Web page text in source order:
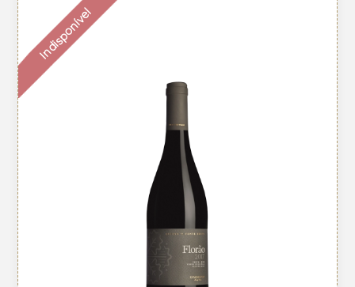
Indisponível